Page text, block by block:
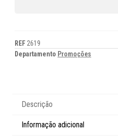
REF 2619
Departamento Promoções
Descrição
Informação adicional